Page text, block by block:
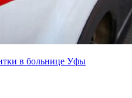
в больнице Уфы